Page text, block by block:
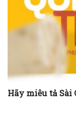
Hãy miêu tả Sài